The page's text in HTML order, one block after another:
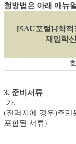
청방법은 아래 매뉴
[SAU포털]-[학
재입학
3. 준비서류
가.
(전역자에 경우)주민
포함된 서류)